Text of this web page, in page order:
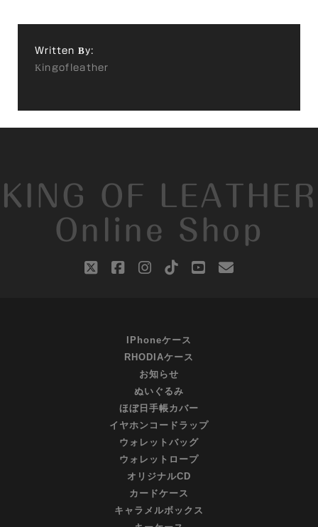
Written By:
Kingofleather
KING OF LEATHER
Online Shop
twitterfacebookinstagram
tiktokyoutube
email
IPhoneケース
RHODIAケース
お知らせ
ぬいぐるみ
ほぼ日手帳カバー
イヤホンコードラップ
ウォレットバッグ
ウォレットロープ
オリジナルCD
カードケース
キャラメルボックス